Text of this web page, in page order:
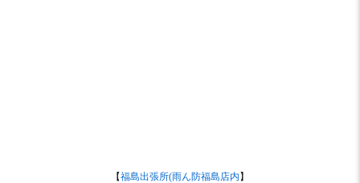
【福島出張所(雨ん防福島店内 】